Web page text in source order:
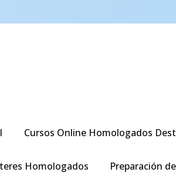
Cursos Online Homologados
Homologados Preparación